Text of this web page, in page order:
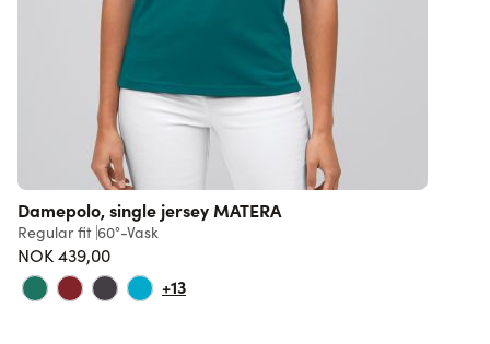
Damepolo, single jersey MATERA
Regular fit 60°-Vask
NOK 439,00
+13